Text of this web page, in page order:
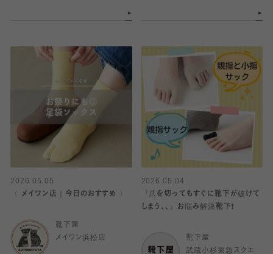
2026.05.05
〈 メイワン店｜今日のおすすめ 〉
靴下屋
メイワン浜松店
2026.05.04
『爪を切ってもすぐに靴下が破けて
しまう、、』お悩み解決靴下❗️
靴下屋
武蔵小杉東急スクエ